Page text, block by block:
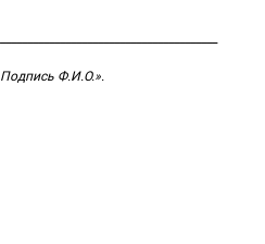
Подпись Ф.И.О.».